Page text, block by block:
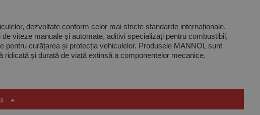
dezvoltate conform celor mai stricte standarde internaționale.
viteze manuale și automate, aditivi specializați pentru combustibil,
pentru curățarea și protecția vehiculelor. Produsele MANNOL sunt
și durată de viață extinsă a componentelor mecanice.